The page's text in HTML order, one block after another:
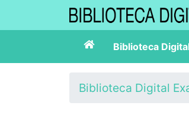
Biblioteca
Biblioteca Digital